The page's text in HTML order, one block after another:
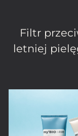
Filtr
letniej